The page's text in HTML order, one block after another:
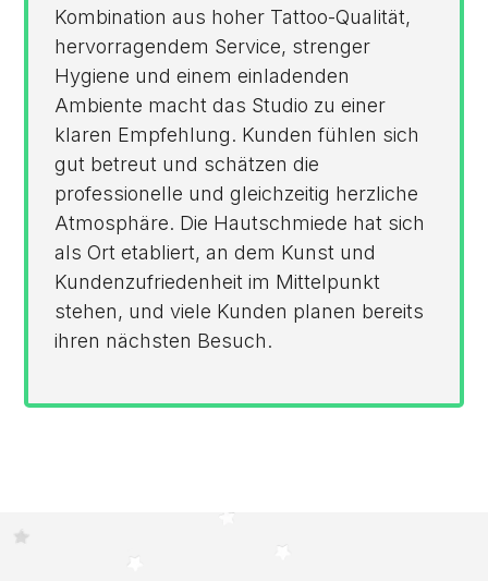
Kombination aus hoher Tattoo-Qualität,
hervorragendem Service, strenger
Hygiene und einem einladenden
Ambiente macht das Studio zu einer
klaren Empfehlung. Kunden fühlen sich
gut betreut und schätzen die
professionelle und gleichzeitig herzliche
Atmosphäre. Die Hautschmiede hat sich
als Ort etabliert, an dem Kunst und
Kundenzufriedenheit im Mittelpunkt
stehen, und viele Kunden planen bereits
ihren nächsten Besuch.